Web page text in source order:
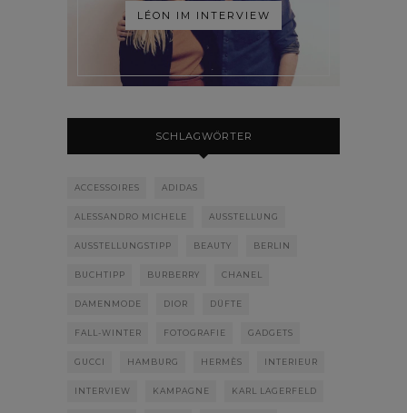
LÉON IM INTERVIEW
SCHLAGWÖRTER
ACCESSOIRES ADIDAS
ALESSANDRO MICHELE AUSSTELLUNG
AUSSTELLUNGSTIPP BEAUTY BERLIN
BUCHTIPP BURBERRY CHANEL
DAMENMODE DIOR DÜFTE
FALL-WINTER FOTOGRAFIE GADGETS
GUCCI HAMBURG HERMÈS INTERIEUR
INTERVIEW KAMPAGNE KARL LAGERFELD